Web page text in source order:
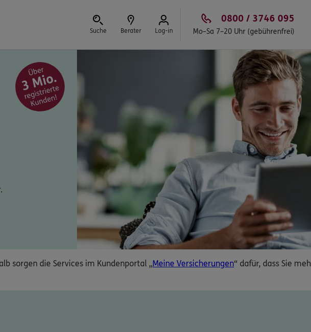
Suche Berater Log-in
0800 / 3746 095
Mo–Sa 7–20 Uhr (gebührenfrei)
sorgen die Services im Kundenportal „Meine Versicherungen“ dafür, dass Sie